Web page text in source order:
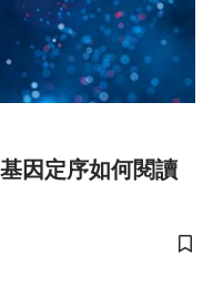
因定序如何閱讀
儲